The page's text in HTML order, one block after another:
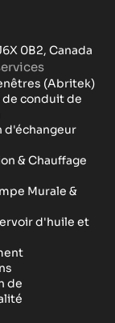
0B2, Canada
(Abritek)
conduit de
d'échangeur
& Chauffage
Murale &
d'huile et
de